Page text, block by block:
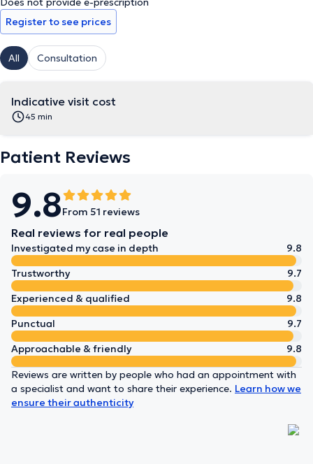
Register to see prices
All Consultation
Indicative visit cost
45 min
Patient Reviews
9.8From 51 reviews
Real reviews for real people
Investigated my case in depth
9.8
Trustworthy
9.7
Experienced & qualified
9.8
Punctual
9.7
Approachable & friendly
9.8
Reviews are written by people who had an appointment with
a specialist and want to share their experience. Learn how we
ensure their authenticity